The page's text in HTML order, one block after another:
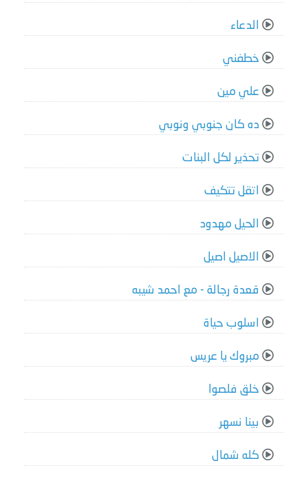
الدعاء
خطفني
علي مين
ده كان جنوبي ونوبي
تحذير لكل البنات
اتقل تتكيف
الحيل مهدود
الاصيل اصيل
قعدة رجالة - مع احمد شيبه
اسلوب حياة
مبروك يا عريس
خلق فلصوا
بينا نسهر
كله شمال